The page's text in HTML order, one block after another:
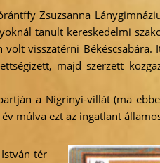
Zsuzsanna
tanult kereskedelmi
visszatérni Békéscsabára.
majd szerzett
a Nigrinyi-villát (ma
múlva ezt az ingatlant
tér